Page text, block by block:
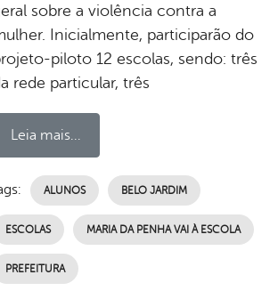
sobre a violência contra a
Inicialmente, participarão do
piloto 12 escolas, sendo: três
rede particular, três
Leia mais...
ALUNOS BELO JARDIM
ESCOLAS MARIA DA PENHA VAI À ESCOLA
PREFEITURA